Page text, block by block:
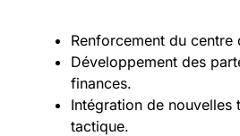
Renforcement du
Développement des
finances.
Intégration de
tactique.